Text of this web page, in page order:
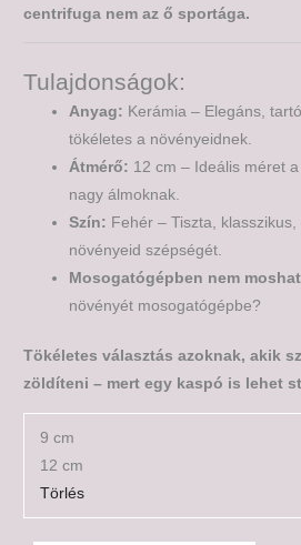
centrifuga nem az ő sportága.
Tulajdonságok:
Anyag: Kerámia – Elegáns,
tökéletes a növényeidnek.
Átmérő: 12 cm – Ideális méret
nagy álmoknak.
Szín: Fehér – Tiszta,
növényeid szépségét.
Mosogatógépben nem
növényét mosogatógépbe?
Tökéletes választás azoknak, akik
zöldíteni – mert egy kaspó is lehet
9 cm
12 cm
Törlés